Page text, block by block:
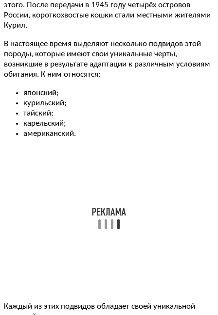
этого. После передачи в 1945 году четырёх островов
России, короткохвостые кошки стали местными жителями
Курил.
В настоящее время выделяют несколько подвидов этой
породы, которые имеют свои уникальные черты,
возникшие в результате адаптации к различным условиям
обитания. К ним относятся:
японский;
курильский;
тайский;
карельский;
американский.
Каждый из этих подвидов обладает своей уникальной